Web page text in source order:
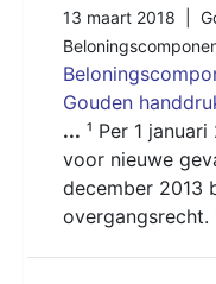
13 maart 2018 |
Gouden
... ¹ Per 1
voor nieuwe
december 2013
overgangsrecht.